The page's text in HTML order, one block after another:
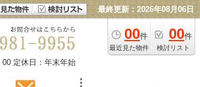
最終更新：2026年08月06日
00件
最近見た物件
00件
検討リスト
00 定休日：年末年始